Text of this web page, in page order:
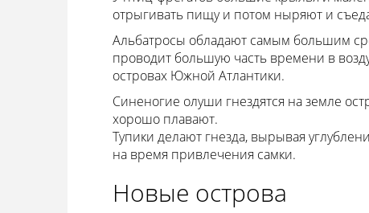
отрыгивать пищу и потом ныряют и
Альбатросы обладают самым большим
проводит большую часть времени в
островах Южной Атлантики.
Синеногие олуши гнездятся на земле
хорошо плавают.
Тупики делают гнезда, вырывая
на время привлечения самки.
Новые острова